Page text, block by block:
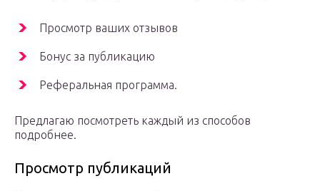
Просмотр ваших отзывов
Бонус за публикацию
Реферальная программа.
Предлагаю посмотреть каждый из способов
подробнее.
Просмотр публикаций